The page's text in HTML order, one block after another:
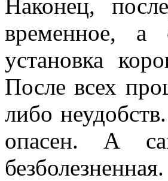
Наконец,
временное, а
установка
После всех
либо
опасен. А
безболезненная.